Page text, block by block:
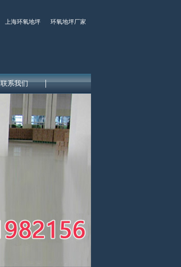
上海环氧地坪 环氧地坪厂家
联系我们